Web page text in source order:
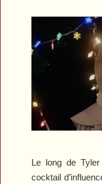
Le long de
cocktail